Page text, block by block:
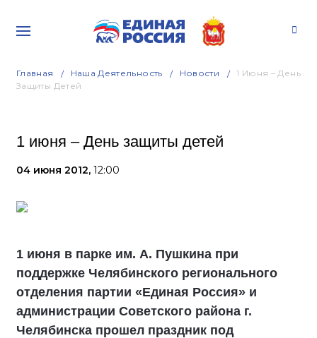
Главная Наша Деятельность Новости
1 Июня – День
Защиты Детей
1 июня – День защиты детей
04 июня 2012, 12:00
1 июня в парке им. А. Пушкина при
поддержке Челябинского регионального
отделения партии «Единая Россия» и
администрации Советского района г.
Челябинска прошел праздник под